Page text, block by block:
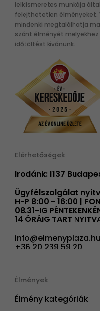
lelkiismeretes munkája
felejthetetlen élményeket.
mindenki megtalálhatja
szánt élményét
időtöltést kívánunk.
Elérhetőségek
Irodánk: 1137
Ügyfélszolgálat
H-P 8:00 - 16:00 |
08.31-IG
14 ÓRÁIG TART
info@elmenyplaza.hu
+36 20 239 59 20
Élmények
Élmény kategóriák